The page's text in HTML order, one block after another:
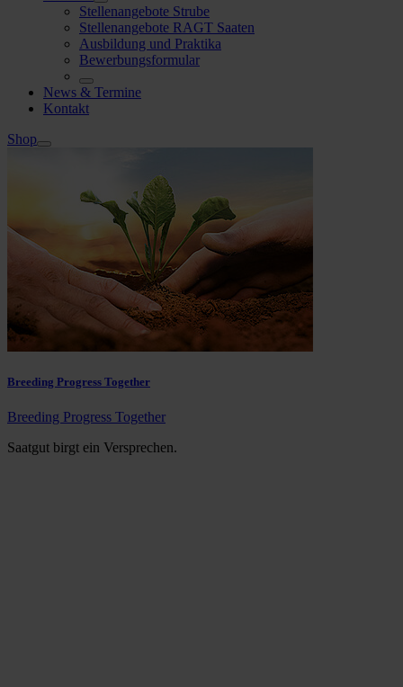
Stellenangebote Strube
Stellenangebote RAGT Saaten
Ausbildung und Praktika
Bewerbungsformular
News & Termine
Kontakt
Shop
Breeding Progress Together
Breeding Progress Together
Saatgut birgt ein Versprechen.